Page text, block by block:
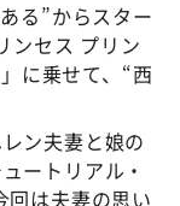
る”からスター
ンセス プリン
に乗せて、“西
ン夫妻と娘の
ートリアル・
回は夫妻の思い